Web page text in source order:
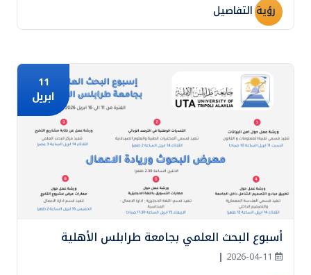
رؤية التفاصيل
11
ابريل
أسبوع البحث العلمي بجامعة طرابلس الأهلية
2026-04-11
|